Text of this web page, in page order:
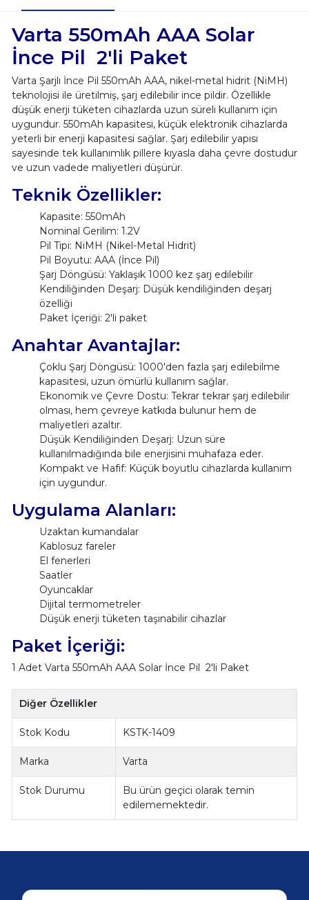
Varta 550mAh AAA Solar
İnce Pil 2'li Paket
Varta Şarjlı İnce Pil 550mAh AAA, nikel-metal hidrit (NiMH)
teknolojisi ile üretilmiş, şarj edilebilir ince pildir. Özellikle
düşük enerji tüketen cihazlarda uzun süreli kullanım için
uygundur. 550mAh kapasitesi, küçük elektronik cihazlarda
yeterli bir enerji kapasitesi sağlar. Şarj edilebilir yapısı
sayesinde tek kullanımlık pillere kıyasla daha çevre dostudur
ve uzun vadede maliyetleri düşürür.
Teknik Özellikler:
Kapasite: 550mAh
Nominal Gerilim: 1.2V
Pil Tipi: NiMH (Nikel-Metal Hidrit)
Pil Boyutu: AAA (İnce Pil)
Şarj Döngüsü: Yaklaşık 1000 kez şarj edilebilir
Kendiliğinden Deşarj: Düşük kendiliğinden deşarj
özelliği
Paket İçeriği: 2'li paket
Anahtar Avantajlar:
Çoklu Şarj Döngüsü: 1000'den fazla şarj edilebilme
kapasitesi, uzun ömürlü kullanım sağlar.
Ekonomik ve Çevre Dostu: Tekrar tekrar şarj edilebilir
olması, hem çevreye katkıda bulunur hem de
maliyetleri azaltır.
Düşük Kendiliğinden Deşarj: Uzun süre
kullanılmadığında bile enerjisini muhafaza eder.
Kompakt ve Hafif: Küçük boyutlu cihazlarda kullanım
için uygundur.
Uygulama Alanları:
Uzaktan kumandalar
Kablosuz fareler
El fenerleri
Saatler
Oyuncaklar
Dijital termometreler
Düşük enerji tüketen taşınabilir cihazlar
Paket İçeriği:
1 Adet Varta 550mAh AAA Solar İnce Pil 2'li Paket
Diğer Özellikler
Stok Kodu KSTK-1409
Marka Varta
Stok Durumu
Bu ürün geçici olarak temin
edilememektedir.